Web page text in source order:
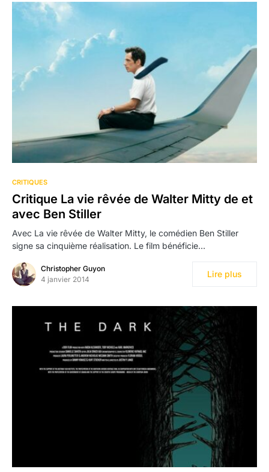
CRITIQUES
Critique La vie rêvée de Walter Mitty de et
avec Ben Stiller
Avec La vie rêvée de Walter Mitty, le comédien Ben Stiller
signe sa cinquième réalisation. Le film bénéficie…
Christopher Guyon
4 janvier 2014
Lire plus